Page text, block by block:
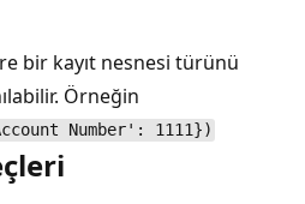
bir kayıt nesnesi türünü
Örneğin
Number': 1111})